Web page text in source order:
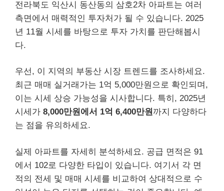
전라북도 익산시 동산동의 삼호2차 아파트는 여러
측면에서 매력적인 투자처가 될 수 있습니다. 2025
년 11월 시세를 바탕으로 투자 가치를 판단해봅시
다.
우선, 이 지역의 부동산 시장 트렌드를 조사하세요.
최근 매매 실거래가는 1억 5,000만원으로 확인되며,
이는 시세 상승 가능성을 시사합니다. 특히, 2025년
시세가 8,000만원에서 1억 6,400만원까지 다양하다
는 점을 유의하세요.
실제 아파트를 자세히 분석하세요. 공급 면적은 91
에서 102로 다양한 타입이 있습니다. 여기서 각 면
적의 전세 및 매매 시세를 비교하여 상대적으로 수